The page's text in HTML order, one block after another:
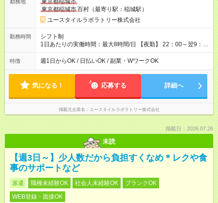
月 ※ 雇用形態と給与に、本採用時と異なる部分があります。 雇
用形態：本採用時と同じです。 給与：時給 1,660円以上
勤務地
東京都稲城市
東京都稲城市百村（最寄り駅：稲城駅）
ユースタイルラボラトリー株式会社
勤務時間
シフト制
1日あたりの実働時間：最大8時間/日 【夜勤】 22：00～翌9：
00 ※週1日～OK ／ 夜勤専従 ＊＊ 勤務時間例 ＊＊ ■22時か
ら翌7時 ■23時から翌8時 ■24時から翌9時 など ※上記の時間
ます。 ※曜日固定（毎週同じ曜日での勤務となります）
特徴 週1日からOK / 日払いOK / 副業・WワークOK
気になる！ 応募する 詳細へ
掲載元企業名 ユースタイルラボラトリー株式会社
掲載日：2026.07.26
未読
【週3日～】少人数だから負担すくなめ＊レクや食
事のサポートなど
派遣 職種未経験OK 社会人未経験OK
ブランクOK
WEB登録・面接OK